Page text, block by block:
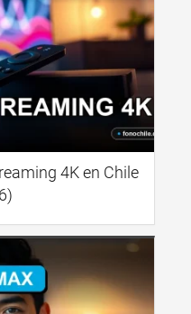
4K en Chile